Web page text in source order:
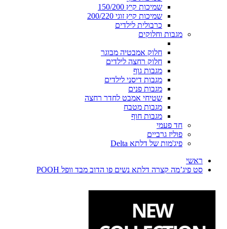
שמיכות קיץ 150/200
שמיכות קיץ זוגי 200/220
כרבולית לילדים
מגבות וחלוקים
חלוק אמבטיה מבוגר
חלוק רחצה לילדים
מגבות גוף
מגבות דיסני לילדים
מגבות פנים
שטיחי אמבט לחדר רחצה
מגבות מטבח
מגבות חוף
חד פעמי
פוליז גרביים
פיג'מות של דלתא Delta
ראשי
סט פיג’מה קצרה דלתא נשים פו הדוב מבד וופל POOH